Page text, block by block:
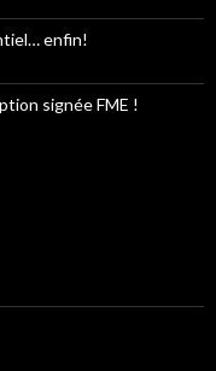
enfin!
signée FME !